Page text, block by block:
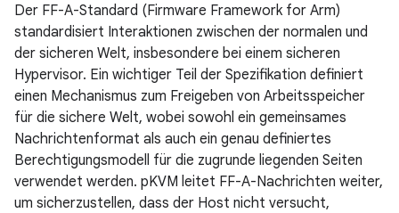
Der FF-A-Standard (Firmware Framework for Arm)
standardisiert Interaktionen zwischen der normalen und
der sicheren Welt, insbesondere bei einem sicheren
Hypervisor. Ein wichtiger Teil der Spezifikation definiert
einen Mechanismus zum Freigeben von Arbeitsspeicher
für die sichere Welt, wobei sowohl ein gemeinsames
Nachrichtenformat als auch ein genau definiertes
Berechtigungsmodell für die zugrunde liegenden Seiten
verwendet werden. pKVM leitet FF-A-Nachrichten weiter,
um sicherzustellen, dass der Host nicht versucht,